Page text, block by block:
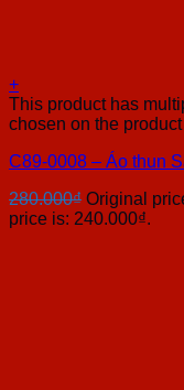
+
This product has
chosen on the
C89-0008 – Áo thun
280.000₫ Original
price is: 240.000₫.